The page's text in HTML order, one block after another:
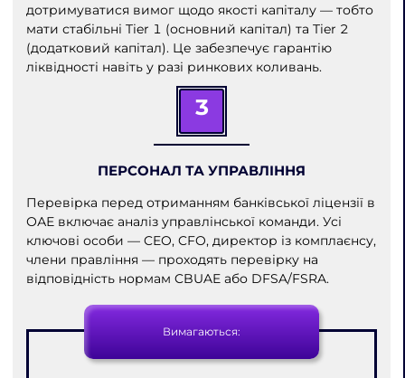
дотримуватися вимог щодо якості капіталу — тобто
мати стабільні Tier 1 (основний капітал) та Tier 2
(додатковий капітал). Це забезпечує гарантію
ліквідності навіть у разі ринкових коливань.
3
ПЕРСОНАЛ ТА УПРАВЛІННЯ
Перевірка перед отриманням банківської ліцензії в
ОАЕ включає аналіз управлінської команди. Усі
ключові особи — CEO, CFO, директор із комплаєнсу,
члени правління — проходять перевірку на
відповідність нормам CBUAE або DFSA/FSRA.
Вимагаються: